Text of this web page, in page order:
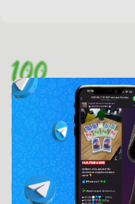
Время работы с 9:00 до 21:00
г. Минск, пр-т. Независимости, д.94
Рейтинг магазина:
4.6 из 5
Покупателям